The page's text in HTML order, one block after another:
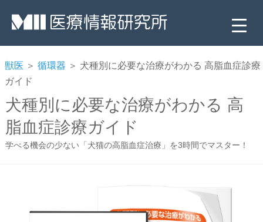
獣医 ＞ 循環器 ＞ 犬種別に必要な治療がわかる 高脂血症診療
ガイド
犬種別に必要な治療がわかる 高
脂血症診療ガイド
学べる機会の少ない「犬猫の高脂血症治療」を3時間でマスター！